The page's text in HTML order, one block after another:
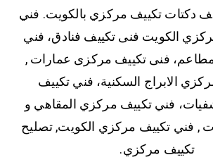
دكتات تكييف مركزي بالكويت. فني
الكويت فنى تكييف فنادق، فني
فنى تكييف مركزى عمارات ,
الابراج السكنية، فني تكييف
فني تكييف مركزي المقاهي و
, فني تكييف مركزي الكويت, تصليح
تكييف مركزي.